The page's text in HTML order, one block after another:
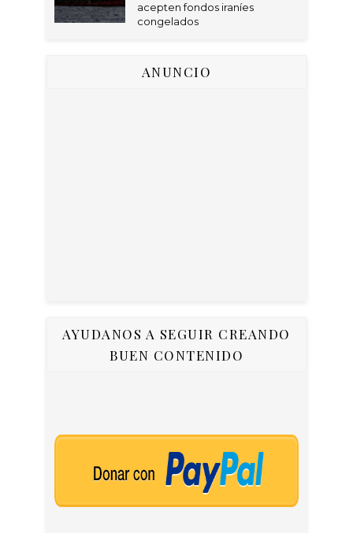
acepten fondos iraníes
congelados
ANUNCIO
AYUDANOS A SEGUIR CREANDO
BUEN CONTENIDO